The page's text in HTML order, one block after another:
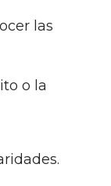
las
o la